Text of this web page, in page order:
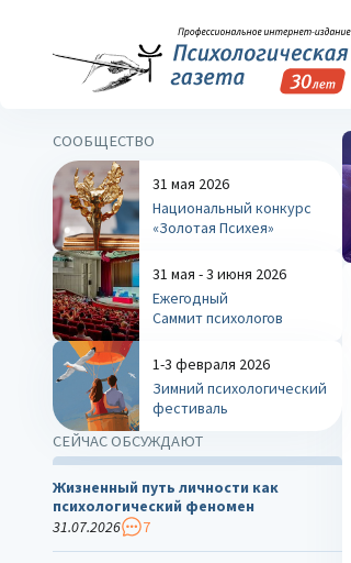
СООБЩЕСТВО
31 мая 2026
Национальный конкурс
«Золотая Психея»
31 мая - 3 июня 2026
Ежегодный
Саммит психологов
1-3 февраля 2026
Зимний психологический
фестиваль
СЕЙЧАС ОБСУЖДАЮТ
Жизненный путь личности как
психологический феномен
31.07.2026
7